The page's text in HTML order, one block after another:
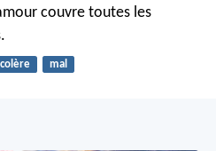
couvre toutes les
colère mal